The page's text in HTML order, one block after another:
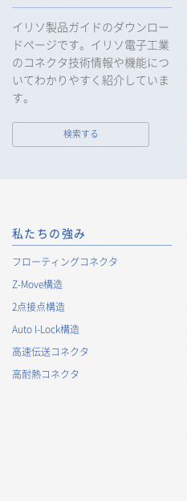
イリソ製品ガイドのダウンロー
ドページです。イリソ電子工業
のコネクタ技術情報や機能につ
いてわかりやすく紹介していま
す。
検索する
私たちの強み
フローティングコネクタ
Z-Move構造
2点接点構造
Auto I-Lock構造
高速伝送コネクタ
高耐熱コネクタ